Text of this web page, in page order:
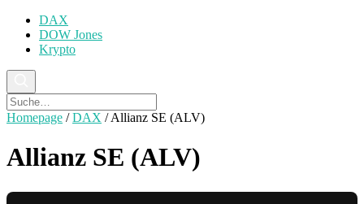
DAX
DOW Jones
Krypto
Homepage /DAX /Allianz SE (ALV)
Allianz SE (ALV)